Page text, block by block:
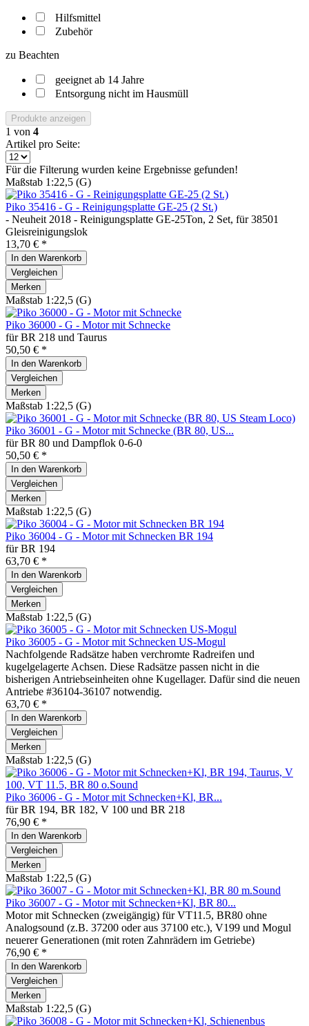
Hilfsmittel
Zubehör
zu Beachten
geeignet ab 14 Jahre
Entsorgung nicht im Hausmüll
Produkte anzeigen
1 von 4
Artikel pro Seite:
Für die Filterung wurden keine Ergebnisse gefunden!
Maßstab 1:22,5 (G)
Piko 35416 - G - Reinigungsplatte GE-25 (2 St.)
- Neuheit 2018 - Reinigungsplatte GE-25Ton, 2 Set, für 38501
Gleisreinigungslok
13,70 € *
In den Warenkorb
Vergleichen
Merken
Maßstab 1:22,5 (G)
Piko 36000 - G - Motor mit Schnecke
für BR 218 und Taurus
50,50 € *
In den Warenkorb
Vergleichen
Merken
Maßstab 1:22,5 (G)
Piko 36001 - G - Motor mit Schnecke (BR 80, US...
für BR 80 und Dampflok 0-6-0
50,50 € *
In den Warenkorb
Vergleichen
Merken
Maßstab 1:22,5 (G)
Piko 36004 - G - Motor mit Schnecken BR 194
für BR 194
63,70 € *
In den Warenkorb
Vergleichen
Merken
Maßstab 1:22,5 (G)
Piko 36005 - G - Motor mit Schnecken US-Mogul
Nachfolgende Radsätze haben verchromte Radreifen und
kugelgelagerte Achsen. Diese Radsätze passen nicht in die
bisherigen Antriebseinheiten ohne Kugellager. Dafür sind die neuen
Antriebe #36104-36107 notwendig.
63,70 € *
In den Warenkorb
Vergleichen
Merken
Maßstab 1:22,5 (G)
Piko 36006 - G - Motor mit Schnecken+Kl, BR...
für BR 194, BR 182, V 100 und BR 218
76,90 € *
In den Warenkorb
Vergleichen
Merken
Maßstab 1:22,5 (G)
Piko 36007 - G - Motor mit Schnecken+Kl, BR 80...
Motor mit Schnecken (zweigängig) für VT11.5, BR80 ohne
Analogsound (z.B. 37200 oder aus 37100 etc.), V199 und Mogul
neuerer Generationen (mit roten Zahnrädern im Getriebe)
76,90 € *
In den Warenkorb
Vergleichen
Merken
Maßstab 1:22,5 (G)